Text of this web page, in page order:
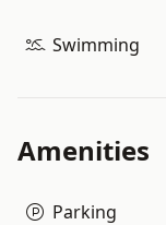
Swimming
Amenities
Parking